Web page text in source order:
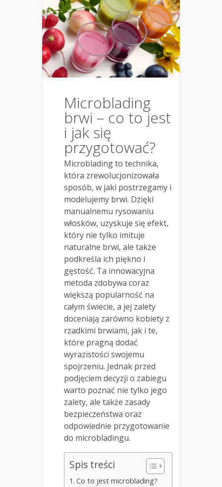
Microblading
brwi – co to jest
i jak się
przygotować?
Microblading to technika,
która zrewolucjonizowała
sposób, w jaki postrzegamy i
modelujemy brwi. Dzięki
manualnemu rysowaniu
włosków, uzyskuje się efekt,
który nie tylko imituje
naturalne brwi, ale także
podkreśla ich piękno i
gęstość. Ta innowacyjna
metoda zdobywa coraz
większą popularność na
całym świecie, a jej zalety
doceniają zarówno kobiety z
rzadkimi brwiami, jak i te,
które pragną dodać
wyrazistości swojemu
spojrzeniu. Jednak przed
podjęciem decyzji o zabiegu
warto poznać nie tylko jego
zalety, ale także zasady
bezpieczeństwa oraz
odpowiednie przygotowanie
do microbladingu.
Spis treści
Co to jest microblading?